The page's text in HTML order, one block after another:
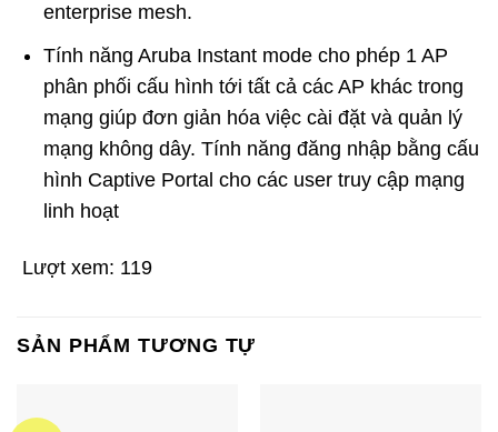
enterprise mesh.
Tính năng Aruba Instant mode cho phép 1 AP
phân phối cấu hình tới tất cả các AP khác trong
mạng giúp đơn giản hóa việc cài đặt và quản lý
mạng không dây. Tính năng đăng nhập bằng cấu
hình Captive Portal cho các user truy cập mạng
linh hoạt
Lượt xem: 119
SẢN PHẨM TƯƠNG TỰ